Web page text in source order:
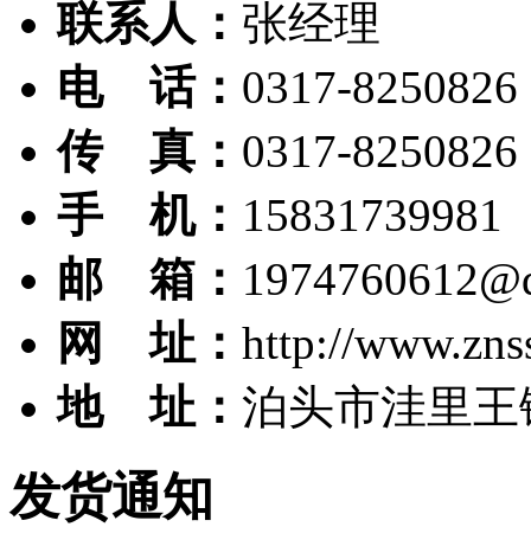
联系人： 张经理
电 话： 0317-8250826
传 真： 0317-8250826
手 机： 15831739981
邮 箱：
网 址： http://
地 址： 泊头市洼里
发货通知